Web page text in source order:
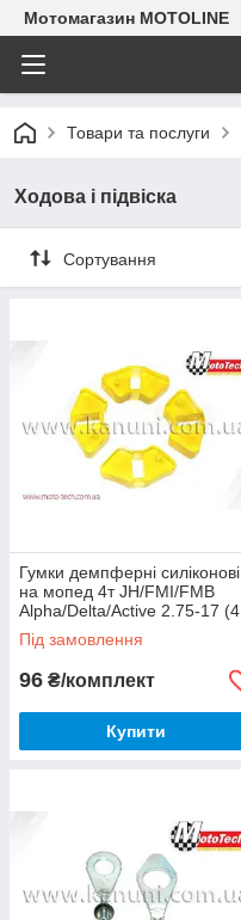
Мотомагазин MOTOLINE
Товари та послуги
Ходова і підвіска
Сортування
Гумки демпферні силіконові
на мопед 4т JH/FMI/FMB
Alpha/Delta/Active 2.75-17 (4
шт.) Mototech
Під замовлення
96 ₴/комплект
Купити